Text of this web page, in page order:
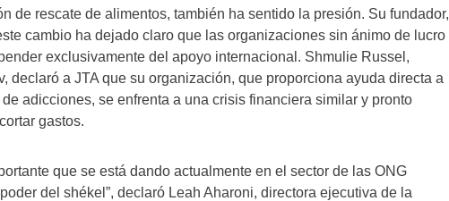
de rescate de alimentos, también ha sentido la presión. Su fundador,
cambio ha dejado claro que las organizaciones sin ánimo de lucro
exclusivamente del apoyo internacional. Shmulie Russel,
declaró a JTA que su organización, que proporciona ayuda directa a
adicciones, se enfrenta a una crisis financiera similar y pronto
gastos.
que se está dando actualmente en el sector de las ONG
del shékel”, declaró Leah Aharoni, directora ejecutiva de la